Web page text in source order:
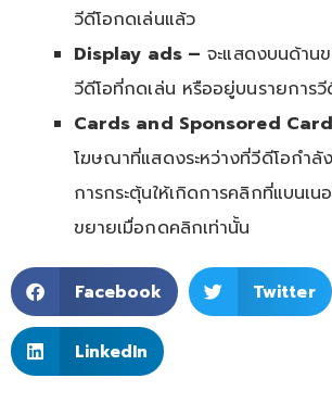
วีดีโอกดเล่นแล้ว
Display ads – จะแสดงบนด้าน
วีดีโอที่กดเล่น หรืออยู่บนรายการวี
Cards and Sponsored
โฆษณาที่แสดงระหว่างที่วีดีโอกำลั
การกระตุ้นให้เกิดการคลิกที่แบนเน
ขยายเมื่อกดคลิกเท่านั้น
Facebook Twitter
LinkedIn